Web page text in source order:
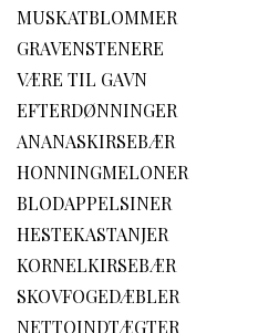
MUSKATBLOMMER
GRAVENSTENERE
VÆRE TIL GAVN
EFTERDØNNINGER
ANANASKIRSEBÆR
HONNINGMELONER
BLODAPPELSINER
HESTEKASTANJER
KORNELKIRSEBÆR
SKOVFOGEDÆBLER
NETTOINDTÆGTER